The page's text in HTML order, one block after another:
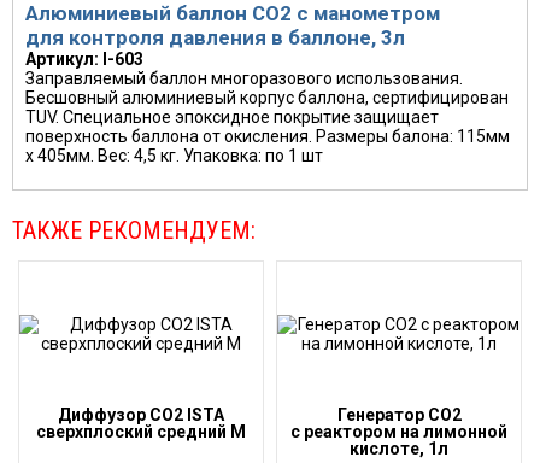
Алюминиевый баллон CO2 с манометром
для контроля давления в баллоне, 3л
Артикул: I-603
Заправляемый баллон многоразового использования.
Бесшовный алюминиевый корпус баллона, сертифицирован
TUV. Специальное эпоксидное покрытие защищает
поверхность баллона от окисления. Размеры балона: 115мм
х 405мм. Вес: 4,5 кг. Упаковка: по 1 шт
ТАКЖЕ РЕКОМЕНДУЕМ:
Диффузор СО2 ISTA
сверхплоский средний М
Генератор CO2
с реактором на лимонной
кислоте, 1л